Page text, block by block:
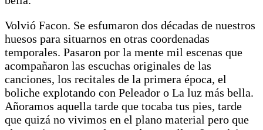
Volvió Facon. Se esfumaron dos décadas de nuestros
huesos para situarnos en otras coordenadas
temporales. Pasaron por la mente mil escenas que
acompañaron las escuchas originales de las
canciones, los recitales de la primera época, el
boliche explotando con Peleador o La luz más bella.
Añoramos aquella tarde que tocaba tus pies, tarde
que quizá no vivimos en el plano material pero que